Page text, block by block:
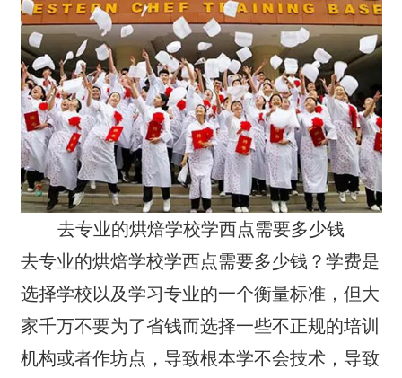
去专业的烘焙学校学西点需要多少钱
去专业的烘焙学校学西点需要多少钱？学费是
选择学校以及学习专业的一个衡量标准，但大
家千万不要为了省钱而选择一些不正规的培训
机构或者作坊点，导致根本学不会技术，导致